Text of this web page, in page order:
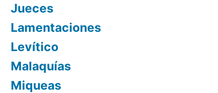
Jueces
Lamentaciones
Levítico
Malaquías
Miqueas